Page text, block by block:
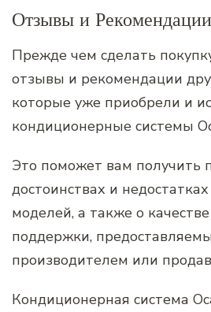
Отзывы и Рекомендации
Прежде чем сделать
отзывы и рекомендации
которые уже приобрели и
кондиционерные системы
Это поможет вам получить
достоинствах и
моделей‚ а также о
поддержки‚
производителем или
Кондиционерная система